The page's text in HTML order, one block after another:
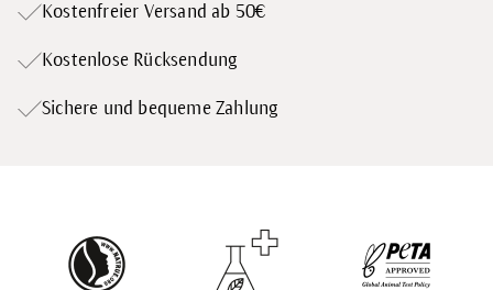
Kostenfreier Versand ab 50€
Kostenlose Rücksendung
Sichere und bequeme Zahlung